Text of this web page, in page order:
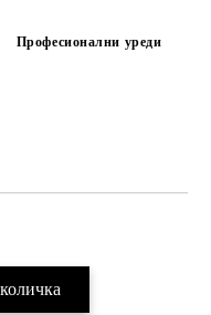
Професионални уреди